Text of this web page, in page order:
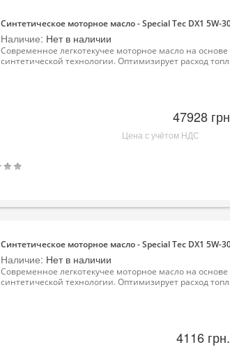
Синтетическое моторное масло - Special Tec DX1 5W-
Наличие: Нет в наличии
Современное легкотекучее моторное масло на основе
синтетической технологии. Оптимизирует расход
47928
Цена с учётом НДС
Синтетическое моторное масло - Special Tec DX1 5W-
Наличие: Нет в наличии
Современное легкотекучее моторное масло на основе
синтетической технологии. Оптимизирует расход
4116 грн.